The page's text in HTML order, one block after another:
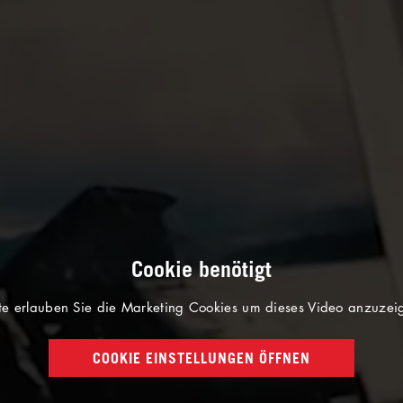
Cookie benötigt
erlauben Sie die Marketing Cookies um dieses Video
COOKIE EINSTELLUNGEN ÖFFNEN